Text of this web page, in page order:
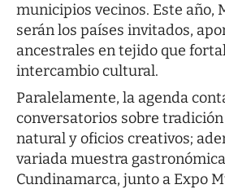
municipios vecinos. Este año,
serán los países invitados,
ancestrales en tejido que
intercambio cultural.
Paralelamente, la agenda
conversatorios sobre
natural y oficios creativos;
variada muestra
Cundinamarca, junto a Expo